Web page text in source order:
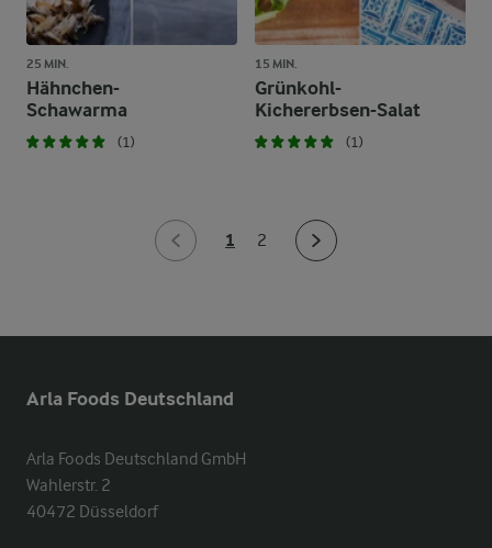
25 MIN.
Hähnchen-
Schawarma
(1)
15 MIN.
Grünkohl-
Kichererbsen-Salat
(1)
1 2
Arla Foods Deutschland
Arla Foods Deutschland GmbH
Wahlerstr. 2
40472 Düsseldorf